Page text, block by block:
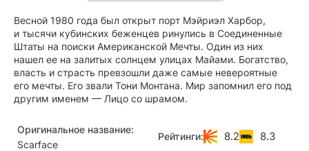
Весной 1980 года был открыт порт Мэйриэл Харбор,
и тысячи кубинских беженцев ринулись в Соединенные
Штаты на поиски Американской Мечты. Один из них
нашел ее на залитых солнцем улицах Майами. Богатство,
власть и страсть превзошли даже самые невероятные
его мечты. Его звали Тони Монтана. Мир запомнил его под
другим именем — Лицо со шрамом.
Оригинальное название:
Scarface
Рейтинги: 8.2 8.3